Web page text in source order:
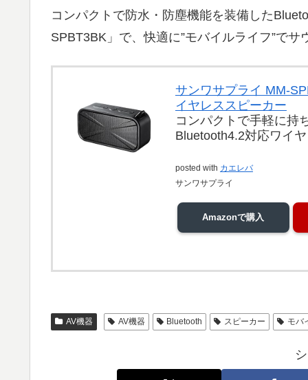
コンパクトで防水・防塵機能を装備した
SPBT3BK」で、快適に”モバイルライフ”で
サンワサプライ MM-
イヤレススピーカー
コンパクトで手軽に持
Bluetooth4.2対応ワイ
posted with カエレバ
サンワサプライ
Amazonで購入
AV機器 AV機器 Bluetooth スピーカー モバ